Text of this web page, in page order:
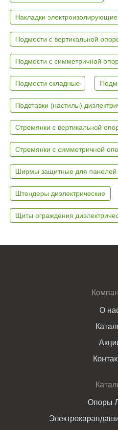
Накладки электроизолирующие
Подмости с вертикальной
Подмости с симметричной
Подмости складные
Подставки (настилы)
Стремянки с вертикальной
Стремянки с симметричной
Ширмы защитные для панелей
Штендеры диэлектрические
Щиты ограждения
О
Опоры